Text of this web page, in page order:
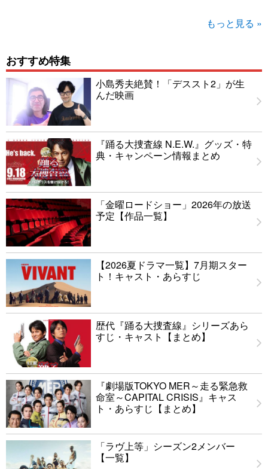
もっと見る »
おすすめ特集
小島秀夫絶賛！「デススト2」が生
んだ映画
『踊る大捜査線 N.E.W.』グッズ・特
典・キャンペーン情報まとめ
「金曜ロードショー」2026年の放送
予定【作品一覧】
【2026夏ドラマ一覧】7月期スター
ト！キャスト・あらすじ
歴代『踊る大捜査線』シリーズあら
すじ・キャスト【まとめ】
『劇場版TOKYO MER～走る緊急救
命室～CAPITAL CRISIS』キャス
ト・あらすじ【まとめ】
「ラヴ上等」シーズン2メンバー
【一覧】